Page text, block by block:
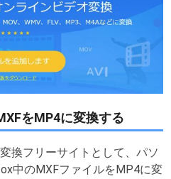
をMP4に変換する
換フリーサイトとして、パソ
中のMXFファイルをMP4に変